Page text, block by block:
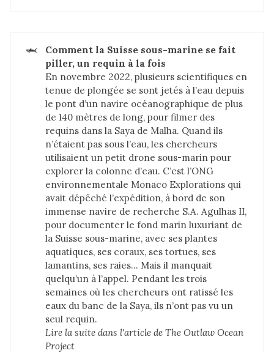
🦈
Comment la Suisse sous-marine se fait
piller, un requin à la fois
En novembre 2022, plusieurs scientifiques en
tenue de plongée se sont jetés à l’eau depuis
le pont d’un navire océanographique de plus
de 140 mètres de long, pour filmer des
requins dans la Saya de Malha. Quand ils
n’étaient pas sous l’eau, les chercheurs
utilisaient un petit drone sous-marin pour
explorer la colonne d’eau. C’est l’ONG
environnementale Monaco Explorations qui
avait dépêché l’expédition, à bord de son
immense navire de recherche S.A. Agulhas II,
pour documenter le fond marin luxuriant de
la Suisse sous-marine, avec ses plantes
aquatiques, ses coraux, ses tortues, ses
lamantins, ses raies… Mais il manquait
quelqu’un à l’appel. Pendant les trois
semaines où les chercheurs ont ratissé les
eaux du banc de la Saya, ils n’ont pas vu un
seul requin.
Lire la suite dans l'article de The Outlaw Ocean
Project